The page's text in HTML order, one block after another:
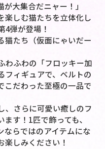
が大集合だニャー！」
楽しむ猫たちを立体化し
4弾が登場！
猫たち（仮面にゃいだー
わふわの「フロッキー加
フィギュアで、ベルトの
こだわった至極の一品で
、さらに可愛い癒しのフ
す！1匹で飾っても、
ならではのアイテムにな
しみください！